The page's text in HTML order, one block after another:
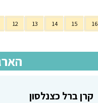
12 13 14 15 16
קרן ברל כצנלסון